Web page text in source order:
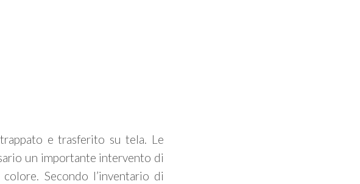
e trasferito su tela. Le
un importante intervento di
Secondo l’inventario di